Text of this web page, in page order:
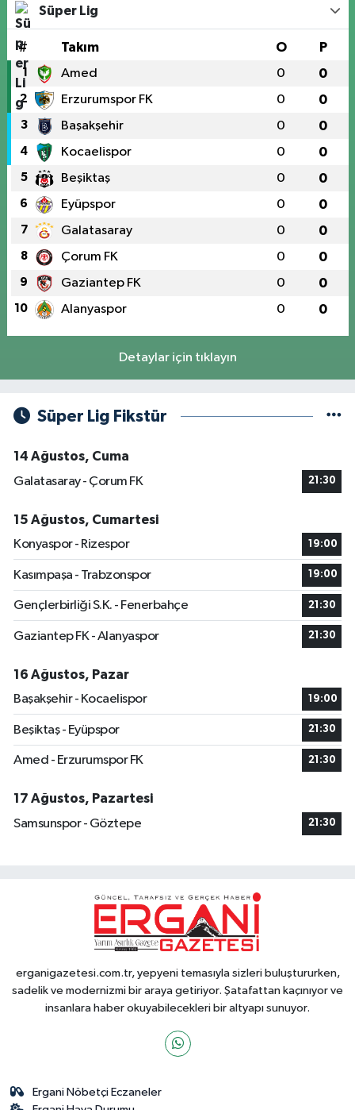
Süper Lig
# Takım O P
1 Amed 0 0
2 Erzurumspor FK 0 0
3 Başakşehir 0 0
4 Kocaelispor 0 0
5 Beşiktaş 0 0
6 Eyüpspor 0 0
7 Galatasaray 0 0
8 Çorum FK 0 0
9 Gaziantep FK 0 0
10 Alanyaspor 0 0
Detaylar için tıklayın
Süper Lig Fikstür
14 Ağustos, Cuma
Galatasaray - Çorum FK
21:30
15 Ağustos, Cumartesi
Konyaspor - Rizespor
19:00
Kasımpaşa - Trabzonspor 19:00
Gençlerbirliği S.K. - Fenerbahçe 21:30
Gaziantep FK - Alanyaspor 21:30
16 Ağustos, Pazar
Başakşehir - Kocaelispor
19:00
Beşiktaş - Eyüpspor 21:30
Amed - Erzurumspor FK 21:30
17 Ağustos, Pazartesi
Samsunspor - Göztepe
21:30
erganigazetesi.com.tr, yepyeni temasıyla sizleri buluştururken,
sadelik ve modernizmi bir araya getiriyor. Şatafattan kaçınıyor ve
insanlara haber okuyabilecekleri bir altyapı sunuyor.
Ergani Nöbetçi Eczaneler